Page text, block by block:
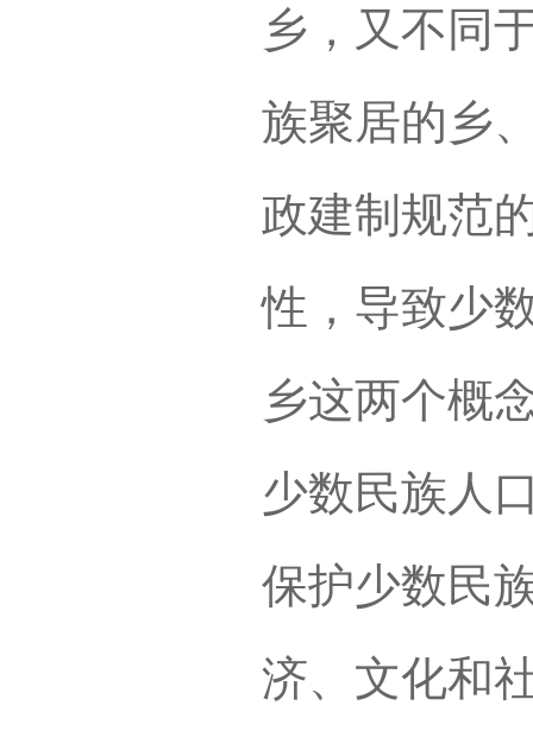
乡，又不同
族聚居的乡
政建制规范
性，导致少
乡这两个概
少数民族人
保护少数民
济、文化和